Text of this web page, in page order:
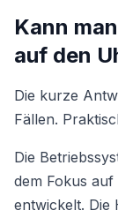
Kann
auf den
Die kurze
Fällen.
Die
dem Fokus auf
entwickelt. Die